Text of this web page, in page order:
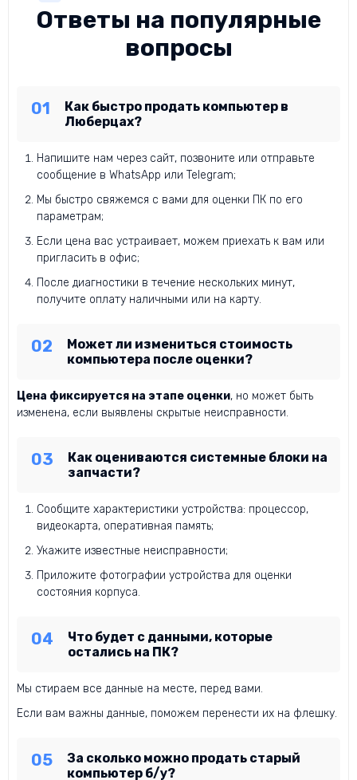
Ответы на популярные
вопросы
Как быстро продать компьютер в
Люберцах?
Напишите нам через сайт, позвоните или отправьте
сообщение в WhatsApp или Telegram;
Мы быстро свяжемся с вами для оценки ПК по его
параметрам;
Если цена вас устраивает, можем приехать к вам или
пригласить в офис;
После диагностики в течение нескольких минут,
получите оплату наличными или на карту.
Может ли измениться стоимость
компьютера после оценки?
Цена фиксируется на этапе оценки, но может быть
изменена, если выявлены скрытые неисправности.
Как оцениваются системные блоки на
запчасти?
Сообщите характеристики устройства: процессор,
видеокарта, оперативная память;
Укажите известные неисправности;
Приложите фотографии устройства для оценки
состояния корпуса.
Что будет с данными, которые
остались на ПК?
Мы стираем все данные на месте, перед вами.
Если вам важны данные, поможем перенести их на флешку.
За сколько можно продать старый
компьютер б/у?